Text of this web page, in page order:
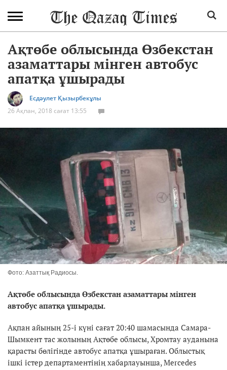
Ақтөбе облысында Өзбекстан
азаматтары мінген автобус
апатқа ұшырады
Есдәулет Қызырбекұлы
26 Ақпан, 2018 сағат 13:55
Фото: Азаттық Радиосы.
Ақтөбе облысында Өзбекстан азаматтары мінген
автобус апатқа ұшырады.
Ақпан айының 25-і күні сағат 20:40 шамасында Самара-
Шымкент тас жолының Ақтөбе облысы, Хромтау ауданына
қарасты бөлігінде автобус апатқа ұшыраған. Облыстық
ішкі істер департаментінің хабарлауынша, Merсedes